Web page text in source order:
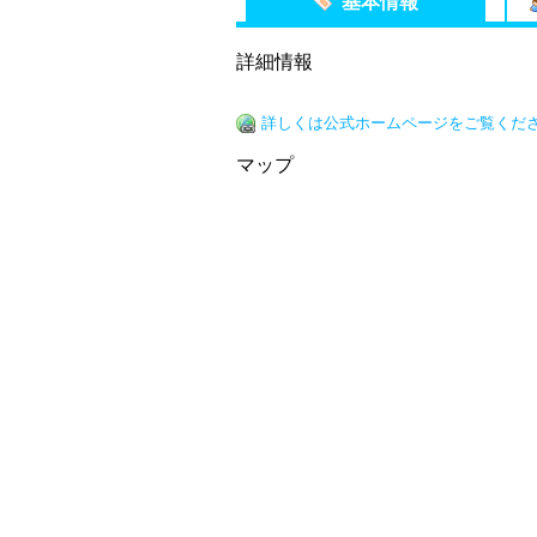
詳細情報
詳しくは公式ホームページをご覧くだ
マップ